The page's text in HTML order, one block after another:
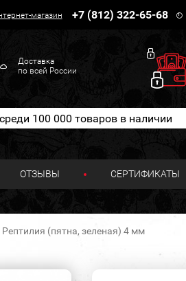
магазин +7 (812) 322-65-68
Доставка
по всей России
ОТЗЫВЫ СЕРТИФИКАТЫ
(пятна, зеленая) 4 мм